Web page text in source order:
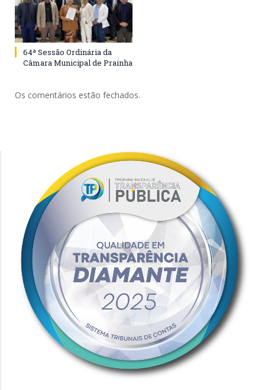
64ª Sessão Ordinária da
Câmara Municipal de Prainha
Os comentários estão fechados.